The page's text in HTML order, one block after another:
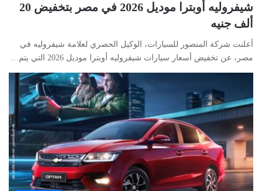
شيفروليه أوبترا موديل 2026 في مصر بتخفيض 20
ألف جنيه
أعلنت شركة المنصور للسيارات، الوكيل الحصري لعلامة شيفروليه في
مصر، عن تخفيض أسعار سيارات شيفروليه أوبترا موديل 2026 التي يتم…